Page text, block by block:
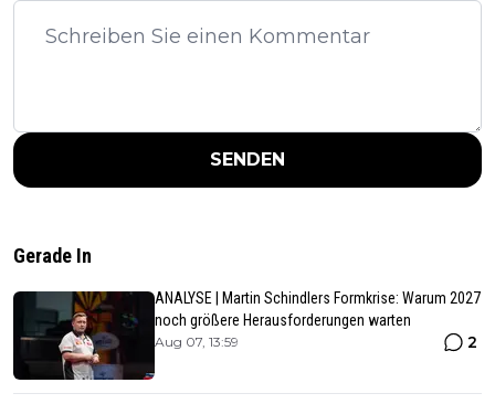
SENDEN
Gerade In
ANALYSE | Martin Schindlers Formkrise: Warum 2027
noch größere Herausforderungen warten
Aug 07, 13:59 2